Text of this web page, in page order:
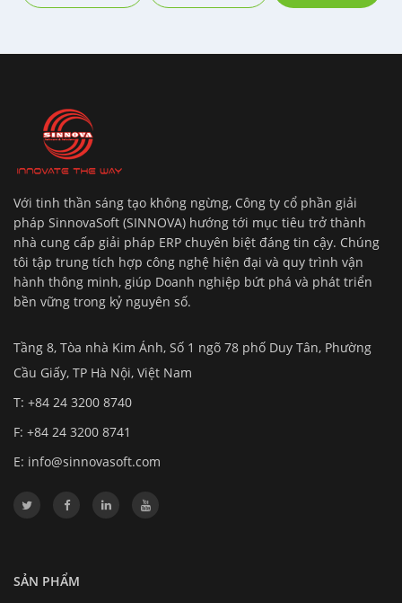
Với tinh thần sáng tạo không ngừng, Công ty cổ phần giải
pháp SinnovaSoft (SINNOVA) hướng tới mục tiêu trở thành
nhà cung cấp giải pháp ERP chuyên biệt đáng tin cậy. Chúng
tôi tập trung tích hợp công nghệ hiện đại và quy trình vận
hành thông minh, giúp Doanh nghiệp bứt phá và phát triển
bền vững trong kỷ nguyên số.
Tầng 8, Tòa nhà Kim Ánh, Số 1 ngõ 78 phố Duy Tân, Phường
Cầu Giấy, TP Hà Nội, Việt Nam
T: +84 24 3200 8740
F: +84 24 3200 8741
E: info@sinnovasoft.com
SẢN PHẨM